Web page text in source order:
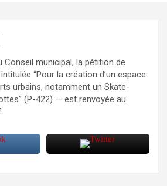
Conseil municipal, la pétition de
“Pour la création d’un espace
urbains, notamment un Skate-
(P-422) — est renvoyée au